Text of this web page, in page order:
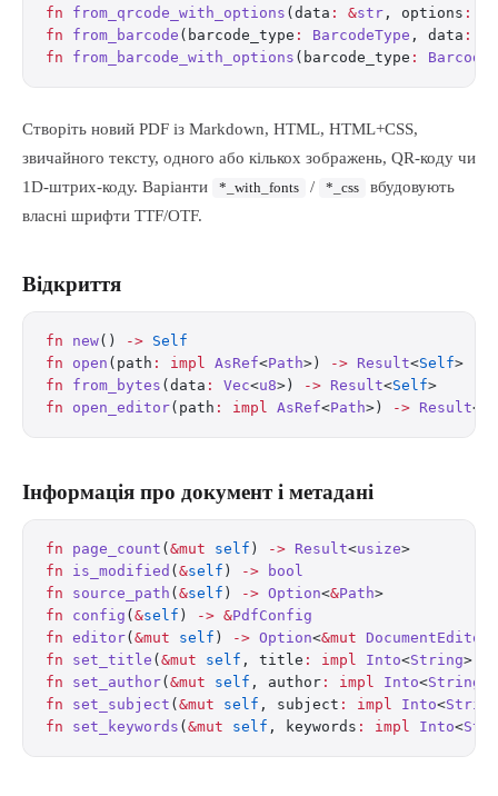
fn from_qrcode_with_options (data : &str , options :
fn from_barcode (barcode_type : BarcodeType , data :
fn from_barcode_with_options (barcode_type :
Створіть новий PDF із Markdown, HTML, HTML+CSS,
звичайного тексту, одного або кількох зображень, QR-коду чи
1D-штрих-коду. Варіанти
*_with_fonts / *_css
вбудовують
власні шрифти TTF/OTF.
Відкриття
fn new() -> Self
fn open (path : impl AsRef<Path>) -> Result<Self>
fn from_bytes (data : Vec<u8>) -> Result<Self>
fn open_editor(path : impl AsRef<Path>) -> Result<
Інформація про документ і метадані
fn page_count ( &mut self ) -> Result<usize>
fn is_modified ( &self ) -> bool
fn source_path ( &self ) -> Option<&Path>
fn config ( &self ) -> &PdfConfig
fn editor( &mut self ) -> Option<&mut DocumentEditor
fn set_title ( &mut self , title : impl Into<String>)
fn set_author( &mut self , author : impl Into<String
fn set_subject ( &mut self , subject : impl Into<String
fn set_keywords ( &mut self , keywords : impl Into<